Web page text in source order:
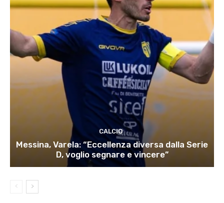
CALCIO
Messina, Varela: “Eccellenza diversa dalla Serie
D, voglio segnare e vincere”